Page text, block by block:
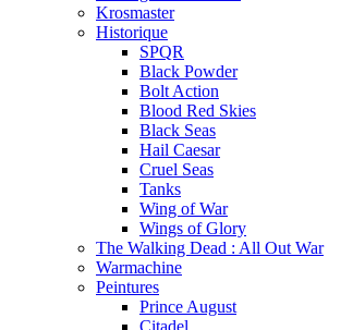
Krosmaster
Historique
SPQR
Black Powder
Bolt Action
Blood Red Skies
Black Seas
Hail Caesar
Cruel Seas
Tanks
Wing of War
Wings of Glory
The Walking Dead : All Out War
Warmachine
Peintures
Prince August
Citadel